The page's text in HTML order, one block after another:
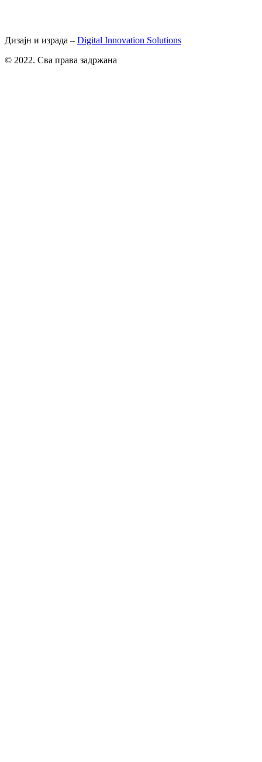
Дизајн и израда – Digital Innovation Solutions
© 2022. Сва права задржана